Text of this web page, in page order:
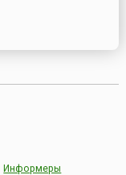
Информеры